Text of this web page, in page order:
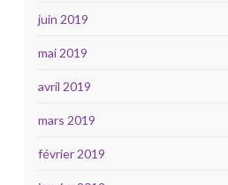
juin 2019
mai 2019
avril 2019
mars 2019
février 2019